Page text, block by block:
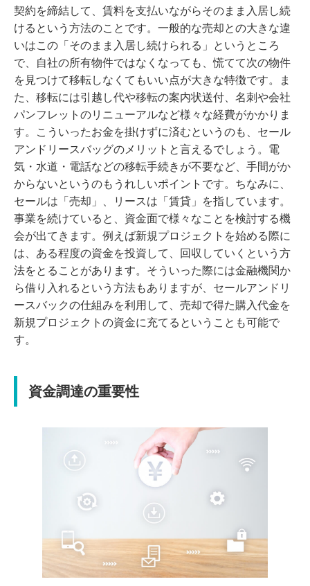
契約を締結して、賃料を支払いながらそのまま入居し続
けるという方法のことです。一般的な売却との大きな違
いはこの「そのまま入居し続けられる」というところ
で、自社の所有物件ではなくなっても、慌てて次の物件
を見つけて移転しなくてもいい点が大きな特徴です。ま
た、移転には引越し代や移転の案内状送付、名刺や会社
パンフレットのリニューアルなど様々な経費がかかりま
す。こういったお金を掛けずに済むというのも、セール
アンドリースバッグのメリットと言えるでしょう。電
気・水道・電話などの移転手続きが不要など、手間がか
からないというのもうれしいポイントです。ちなみに、
セールは「売却」、リースは「賃貸」を指しています。
事業を続けていると、資金面で様々なことを検討する機
会が出てきます。例えば新規プロジェクトを始める際に
は、ある程度の資金を投資して、回収していくという方
法をとることがあります。そういった際には金融機関か
ら借り入れるという方法もありますが、セールアンドリ
ースバックの仕組みを利用して、売却で得た購入代金を
新規プロジェクトの資金に充てるということも可能で
す。
資金調達の重要性